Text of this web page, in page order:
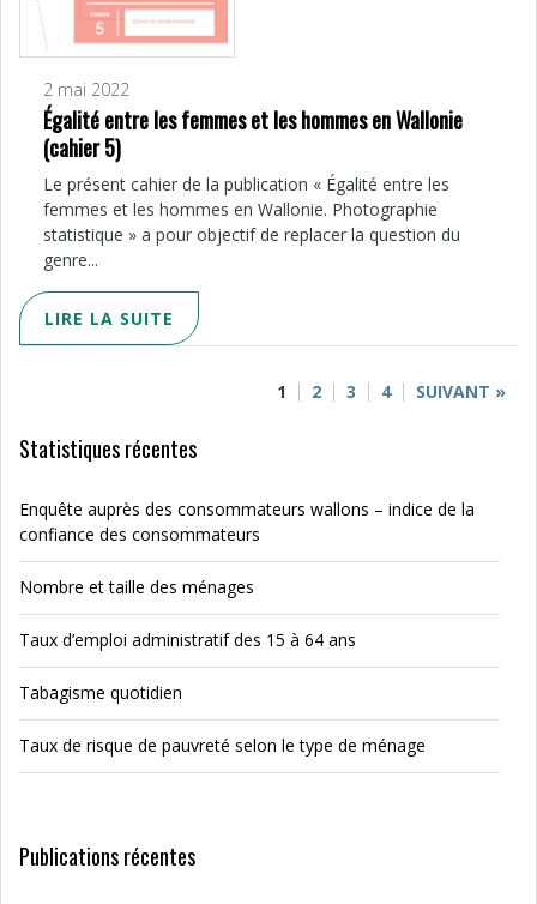
2 mai 2022
Égalité entre les femmes et les hommes en Wallonie
(cahier 5)
Le présent cahier de la publication « Égalité entre les
femmes et les hommes en Wallonie. Photographie
statistique » a pour objectif de replacer la question du
genre...
LIRE LA SUITE
1 2 3 4 SUIVANT »
Statistiques récentes
Enquête auprès des consommateurs wallons – indice de la
confiance des consommateurs
Nombre et taille des ménages
Taux d’emploi administratif des 15 à 64 ans
Tabagisme quotidien
Taux de risque de pauvreté selon le type de ménage
Publications récentes